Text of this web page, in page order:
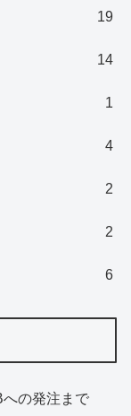
19
14
1
4
2
2
6
の発注まで